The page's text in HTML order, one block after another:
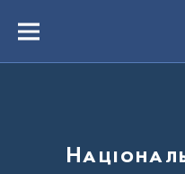
вмістуMenu